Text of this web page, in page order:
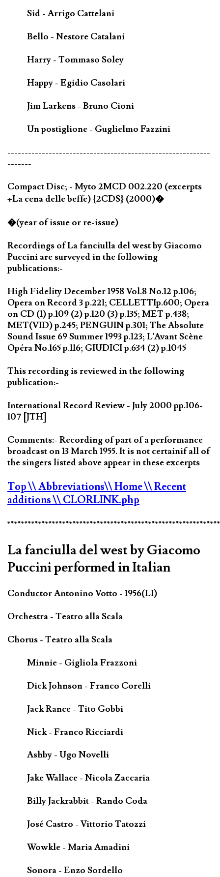
Sid - Arrigo Cattelani
Bello - Nestore Catalani
Harry - Tommaso Soley
Happy - Egidio Casolari
Jim Larkens - Bruno Cioni
Un postiglione - Guglielmo Fazzini
-----------------------------------------------------------
-------
Compact Disc; - Myto 2MCD 002.220 (excerpts
+La cena delle beffe) {2CDS} (2000)�
�(year of issue or re-issue)
Recordings of La fanciulla del west by Giacomo
Puccini are surveyed in the following
publications:-
High Fidelity December 1958 Vol.8 No.12 p.106;
Opera on Record 3 p.221; CELLETTIp.600; Opera
on CD (1) p.109 (2) p.120 (3) p.135; MET p.438;
MET(VID) p.245; PENGUIN p.301; The Absolute
Sound Issue 69 Summer 1993 p.123; L'Avant Scène
Opéra No.165 p.116; GIUDICI p.634 (2) p.1045
This recording is reviewed in the following
publication:-
International Record Review - July 2000 pp.106-
107 [JTH]
Comments:- Recording of part of a performance
broadcast on 13 March 1955. It is not certainif all of
the singers listed above appear in these excerpts
Top\\ Abbreviations\\ Home\\ Recent
additions\\ CLORLINK.php
La fanciulla del west by Giacomo
Puccini performed in Italian
Conductor Antonino Votto - 1956(LI)
Orchestra - Teatro alla Scala
Chorus - Teatro alla Scala
Minnie - Gigliola Frazzoni
Dick Johnson - Franco Corelli
Jack Rance - Tito Gobbi
Nick - Franco Ricciardi
Ashby - Ugo Novelli
Jake Wallace - Nicola Zaccaria
Billy Jackrabbit - Rando Coda
José Castro - Vittorio Tatozzi
Wowkle - Maria Amadini
Sonora - Enzo Sordello